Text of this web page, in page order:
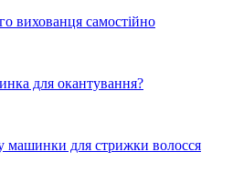
вихованця самостійно
для окантування?
машинки для стрижки волосся